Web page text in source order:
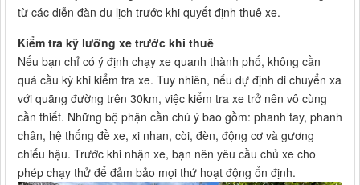
từ các diễn đàn du lịch trước khi quyết định thuê xe.
Kiểm tra kỹ lưỡng xe trước khi thuê
Nếu bạn chỉ có ý định chạy xe quanh thành phố, không cần
quá cầu kỳ khi kiểm tra xe. Tuy nhiên, nếu dự định di chuyển xa
với quãng đường trên 30km, việc kiểm tra xe trở nên vô cùng
cần thiết. Những bộ phận cần chú ý bao gồm: phanh tay, phanh
chân, hệ thống đề xe, xi nhan, còi, đèn, động cơ và gương
chiếu hậu. Trước khi nhận xe, bạn nên yêu cầu chủ xe cho
phép chạy thử để đảm bảo mọi thứ hoạt động ổn định.